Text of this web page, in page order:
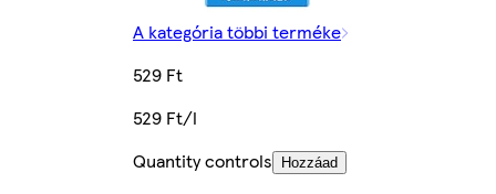
A kategória többi terméke
529 Ft
529 Ft/l
Quantity controls
Hozzáad